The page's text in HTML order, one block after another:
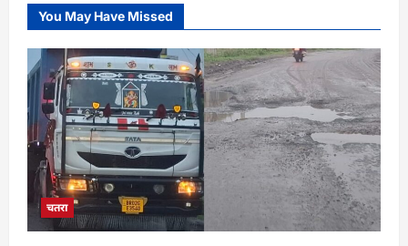
You May Have Missed
चतरा